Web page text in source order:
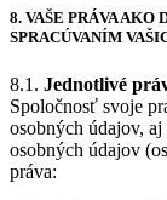
8. VAŠE PRÁVA AKO
SPRACÚVANÍM
8.1. Jednotlivé
Spoločnosť svoje
osobných údajov,
osobných údajov
práva: